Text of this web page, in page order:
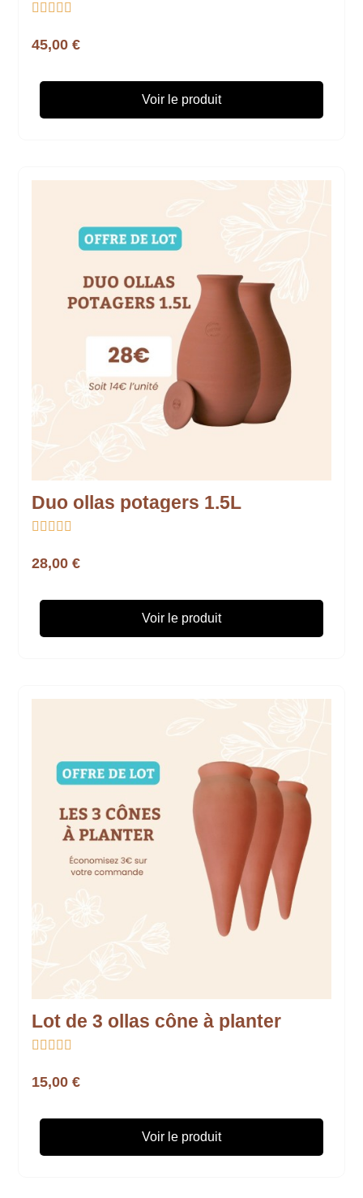
    
45,00 €
Voir le produit
Duo ollas potagers 1.5L
    
28,00 €
Voir le produit
Lot de 3 ollas cône à planter
    
15,00 €
Voir le produit